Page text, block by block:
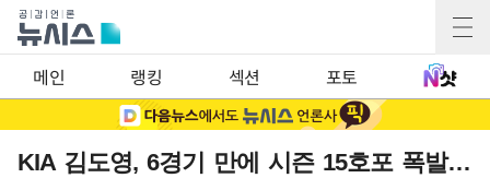
메인 랭킹 섹션 포토
KIA 김도영, 6경기 만에 시즌 15호포 폭발…